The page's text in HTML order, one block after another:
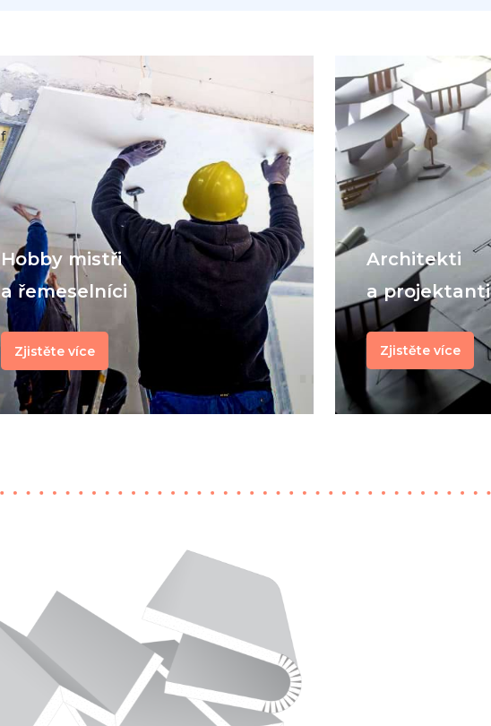
f
Hobby mistři
a řemeselníci
Zjistěte více
Architekti
a projektanti
Zjistěte více